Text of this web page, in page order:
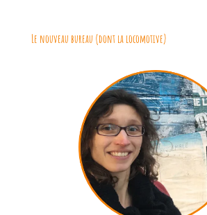
Le nouveau bureau (dont la locomotive)